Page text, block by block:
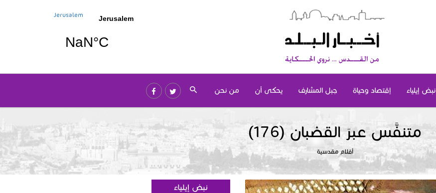
Jerusalem
نبض إيلياء إقتصاد وحياة جبل المشارف يحكى أن من نحن
متنفَّس عبرَ القضبان (176)
أقلام مقدسية
نبض إيلياء